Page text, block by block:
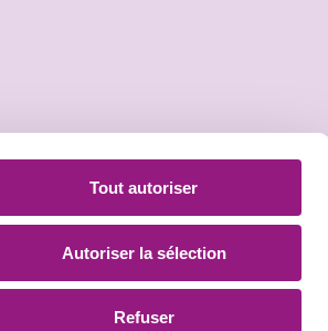
Tout autoriser
Autoriser la sélection
Refuser